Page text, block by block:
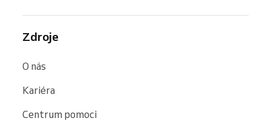
Zdroje
O nás
Kariéra
Centrum pomoci